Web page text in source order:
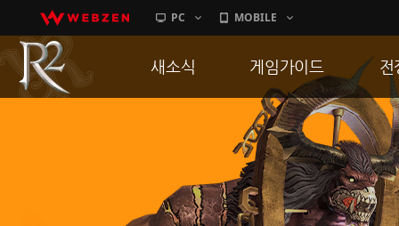
PC MOBILE
새소식
이벤트
히스토리
게임가이드
게임 특징
서버가이드
신병훈련소
세부가이드
전
통
공